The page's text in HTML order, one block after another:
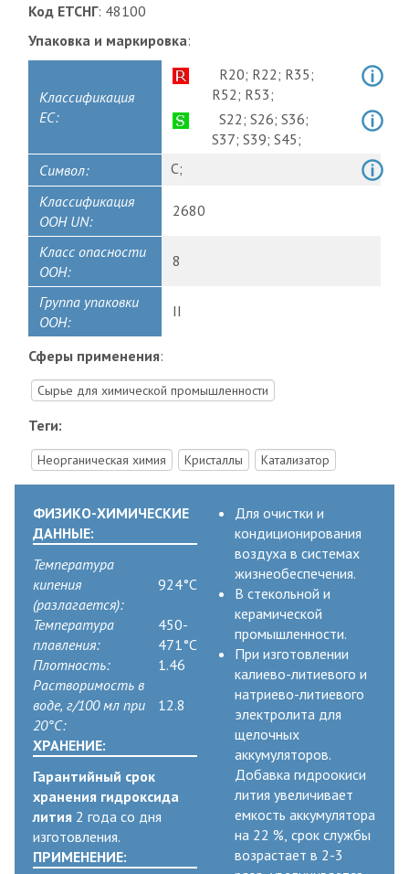
Код ЕТСНГ: 48100
Упаковка и маркировка:
Классификация
ЕС:
R20; R22; R35;
R52; R53;
S22; S26; S36;
S37; S39; S45;
Символ:
C;
Классификация
ООН UN:
2680
Класс опасности
ООН:
8
Группа упаковки
ООН:
II
Сферы применения:
Сырье для химической промышленности
Теги:
Неорганическая химия Кристаллы Катализатор
ФИЗИКО-ХИМИЧЕСКИЕ
ДАННЫЕ:
Температура
кипения
(разлагается):
924°C
Температура
плавления:
450-
471°C
Плотность:
1.46
Растворимость в
воде, г/100 мл при
20°C:
12.8
ХРАНЕНИЕ:
Гарантийный срок
хранения гидроксида
лития 2 года со дня
изготовления.
ПРИМЕНЕНИЕ:
Для очистки и
кондиционирования
воздуха в системах
жизнеобеспечения.
В стекольной и
керамической
промышленности.
При изготовлении
калиево-литиевого и
натриево-литиевого
электролита для
щелочных
аккумуляторов.
Добавка гидроокиси
лития увеличивает
емкость аккумулятора
на 22 %, срок службы
возрастает в 2-3